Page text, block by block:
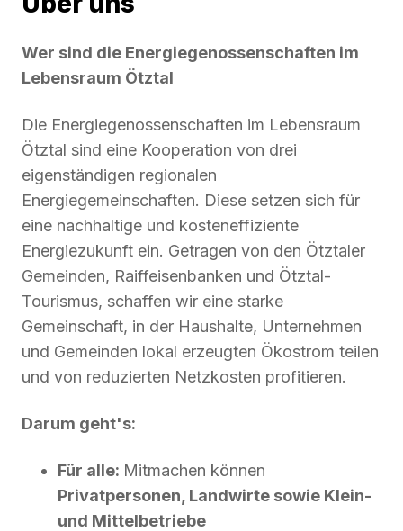
Wer sind die Energiegenossenschaften im
Lebensraum Ötztal
Die Energiegenossenschaften im Lebensraum
Ötztal sind eine Kooperation von drei
eigenständigen regionalen
Energiegemeinschaften. Diese setzen sich für
eine nachhaltige und kosteneffiziente
Energiezukunft ein. Getragen von den Ötztaler
Gemeinden, Raiffeisenbanken und Ötztal-
Tourismus, schaffen wir eine starke
Gemeinschaft, in der Haushalte, Unternehmen
und Gemeinden lokal erzeugten Ökostrom teilen
und von reduzierten Netzkosten profitieren.
Darum geht's:
Für alle: Mitmachen können
Privatpersonen, Landwirte sowie Klein-
und Mittelbetriebe